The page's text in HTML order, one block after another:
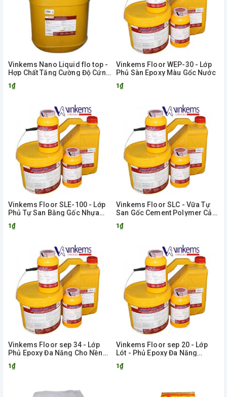
Vinkems Nano Liquid flo top -
Hợp Chất Tăng Cường Độ Cứng
Dạng Lỏng
1₫
Vinkems Floor WEP-30 - Lớp
Phủ Sàn Epoxy Màu Gốc Nước
1₫
Vinkems Floor SLE-100 - Lớp
Phủ Tự San Bằng Gốc Nhựa
1₫
Vinkems Floor SLC - Vữa Tự
San Gốc Cement Polymer Cải
1₫
Vinkems Floor sep 34 - Lớp
Phủ Epoxy Đa Năng Cho Nền
1₫
Vinkems Floor sep 20 - Lớp
Lót - Phủ Epoxy Đa Năng
1₫